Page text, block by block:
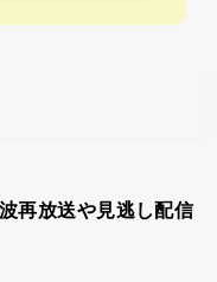
再放送や見逃し配信